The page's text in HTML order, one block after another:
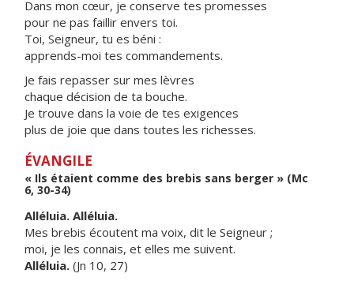
Dans mon cœur, je conserve tes promesses
pour ne pas faillir envers toi.
Toi, Seigneur, tu es béni :
apprends-moi tes commandements.
Je fais repasser sur mes lèvres
chaque décision de ta bouche.
Je trouve dans la voie de tes exigences
plus de joie que dans toutes les richesses.
ÉVANGILE
« Ils étaient comme des brebis sans berger » (Mc
6, 30-34)
Alléluia. Alléluia.
Mes brebis écoutent ma voix, dit le Seigneur ;
moi, je les connais, et elles me suivent.
Alléluia. (Jn 10, 27)